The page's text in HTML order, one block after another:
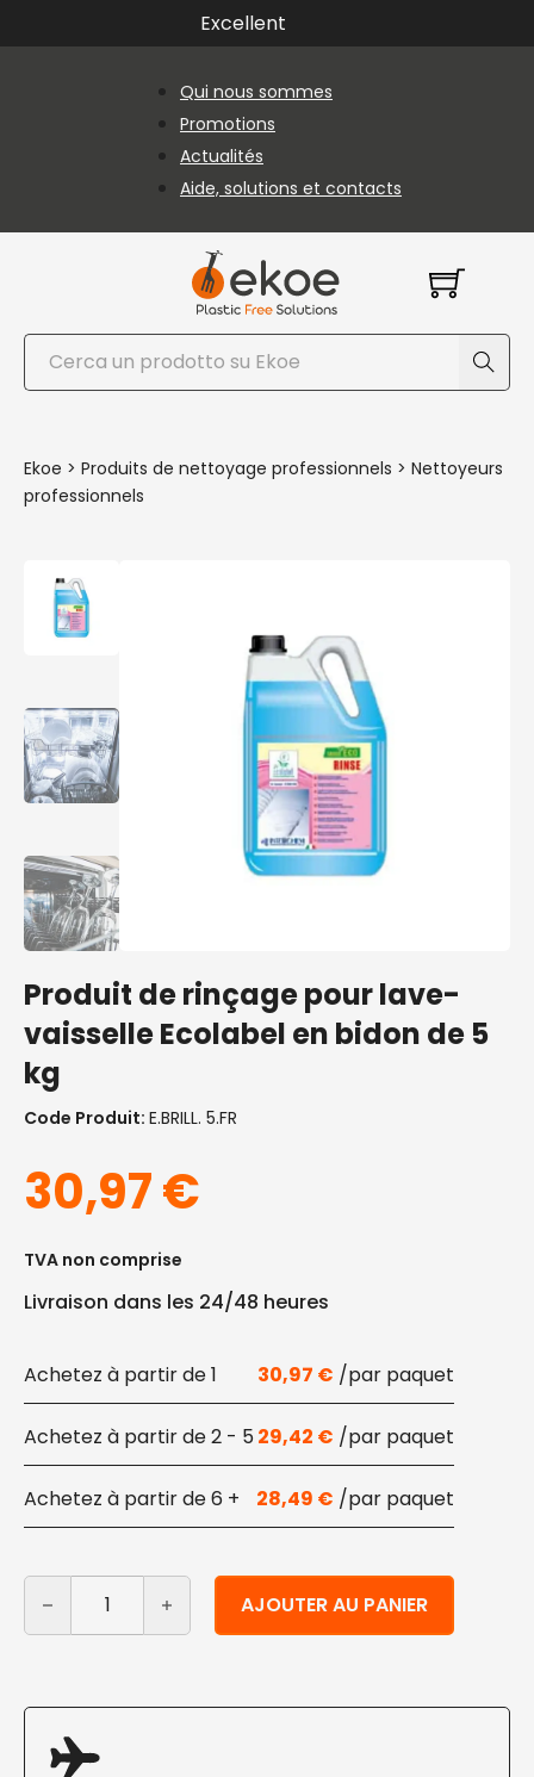
Passer au contenu principal
Passer au pied de page
Excellent
Qui nous sommes
Promotions
Actualités
Aide, solutions et contacts
Rechercher
Ekoe > Produits de nettoyage professionnels > Nettoyeurs
professionnels
Produit de rinçage pour lave-
vaisselle Ecolabel en bidon de 5
kg
Code Produit: E.BRILL. 5.FR
30,97€
TVA non comprise
Livraison dans les 24/48 heures
1 30,97 €
2 - 5 29,42 €
6 + 28,49 €
quantité de Produit de rinçage pour lave-vaisselle
AJOUTER AU PANIER
Alternative: